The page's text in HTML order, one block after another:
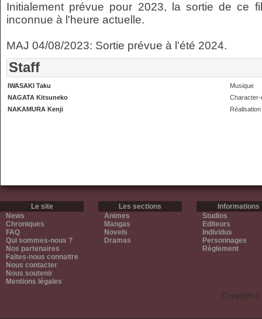
Initialement prévue pour 2023, la sortie de ce
inconnue à l'heure actuelle.
MAJ 04/08/2023: Sortie prévue à l'été 2024.
Staff
IWASAKI Taku
Musique
NAGATA Kitsuneko
Character-
NAKAMURA Kenji
Réalisation
Le site
News
Chroniques
FAQ
Qui sommes-nous ?
Nos partenaires
Faites-nous connaitre
Nous contacter
Nous soutenir
Mentions légales
Les sections
Animes
Mangas
Novels
Dramas
Informations
Studios
Editeurs
Individus
Personnages
Règlement
Copyright ©